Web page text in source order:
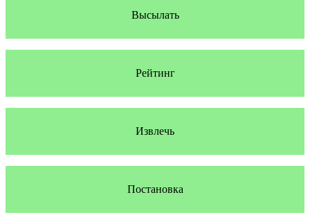
Высылать
Рейтинг
Извлечь
Постановка